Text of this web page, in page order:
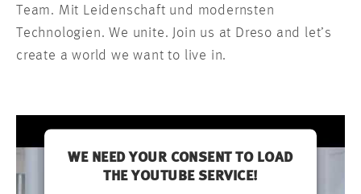
Team. Mit Leidenschaft und modernsten
Technologien. We unite. Join us at Dreso and let’s
create a world we want to live in.
WE NEED YOUR CONSENT TO LOAD
THE YOUTUBE SERVICE!